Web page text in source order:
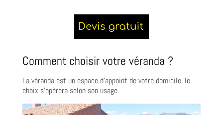
Comment choisir votre véranda ?
La véranda est un espace d’appoint de votre domicile, le
choix s’opèrera selon son usage.